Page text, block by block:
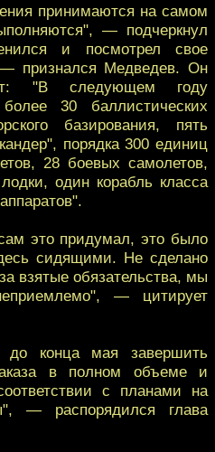
принимаются на самом
— подчеркнул
и посмотрел свое
признался Медведев. Он
"В следующем году
30 баллистических
базирования, пять
порядка 300 единиц
28 боевых самолетов,
один корабль класса
это придумал, это было
сидящими. Не сделано
взятые обязательства, мы
— цитирует
до конца мая завершить
в полном объеме и
с планами на
— распорядился глава